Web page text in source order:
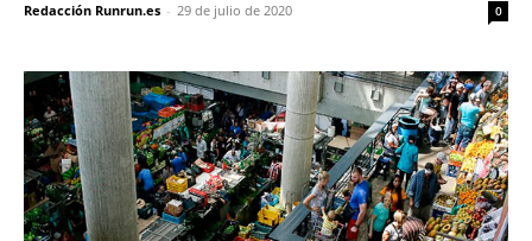
Redacción Runrun.es - 29 de julio de 2020 0